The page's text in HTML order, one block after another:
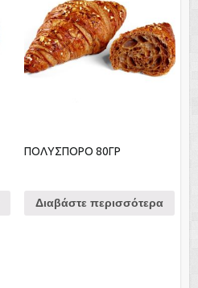
ΠΟΛΥΣΠΟΡΟ 80ΓΡ
Διαβάστε περισσότερα